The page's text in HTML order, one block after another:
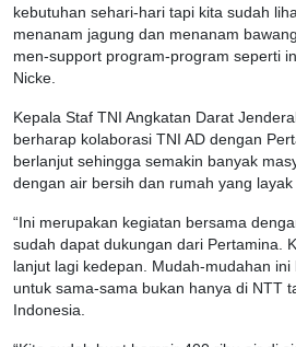
kebutuhan sehari-hari tapi kita sudah
menanam jagung dan menanam
men-support program-program seperti
Nicke.
Kepala Staf TNI Angkatan Darat
berharap kolaborasi TNI AD dengan
berlanjut sehingga semakin banyak
dengan air bersih dan rumah yang layak
“Ini merupakan kegiatan bersama
sudah dapat dukungan dari Pertamina.
lanjut lagi kedepan. Mudah-mudahan
untuk sama-sama bukan hanya di NTT
Indonesia.